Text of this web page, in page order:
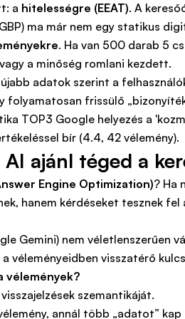
a hitelességre (EEAT). A
ma már nem egy statikus
. Ha van 500 darab 5
a minőség romlani kezdett.
adatok szerint a
folyamatosan frissülő
ajánl téged a
Engine Optimization)? Ha
hanem kérdéseket tesznek
Gemini) nem véletlenszerűen
véleményeidben visszatérő
vélemények?
szemantikáját.
annál több „adatot”